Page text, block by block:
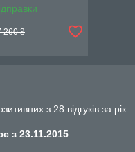
260 ₴
з 28 відгуків за рік
з 23.11.2015